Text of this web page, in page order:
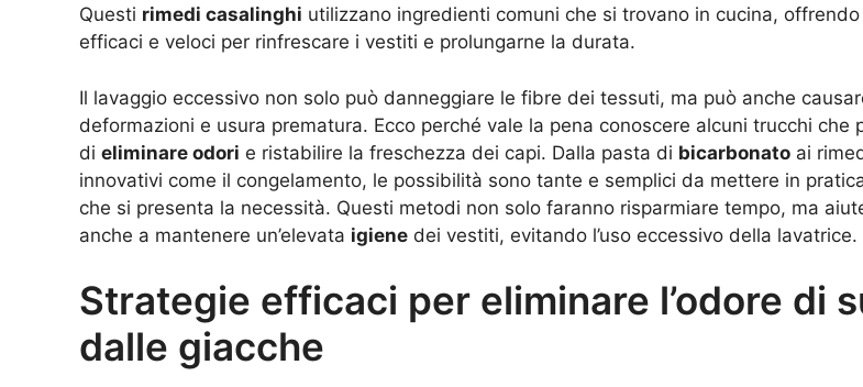
Questi rimedi casalinghi utilizzano ingredienti comuni che si trovano in cucina,
efficaci e veloci per rinfrescare i vestiti e prolungarne la durata.
Il lavaggio eccessivo non solo può danneggiare le fibre dei tessuti, ma può anche
deformazioni e usura prematura. Ecco perché vale la pena conoscere alcuni trucchi che
di eliminare odori e ristabilire la freschezza dei capi. Dalla pasta di bicarbonato ai
innovativi come il congelamento, le possibilità sono tante e semplici da mettere in
che si presenta la necessità. Questi metodi non solo faranno risparmiare tempo, ma
anche a mantenere un’elevata igiene dei vestiti, evitando l’uso eccessivo della lavatrice.
Strategie efficaci per eliminare l’odore di
dalle giacche